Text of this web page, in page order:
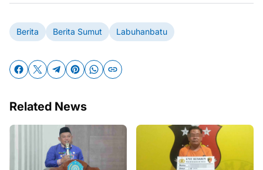
Berita Berita Sumut Labuhanbatu
Related News